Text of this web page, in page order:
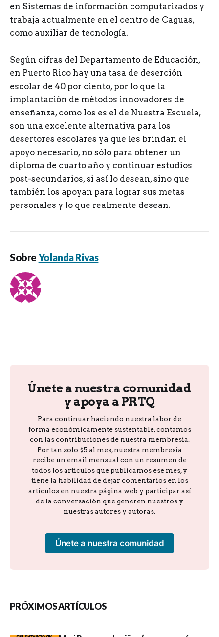
en Sistemas de información computarizados y
trabaja actualmente en el centro de Caguas,
como auxiliar de tecnología.
Según cifras del Departamento de Educación,
en Puerto Rico hay una tasa de deserción
escolar de 40 por ciento, por lo que la
implantación de métodos innovadores de
enseñanza, como los es el de Nuestra Escuela,
son una excelente alternativa para los
desertores escolares ya que les brindan el
apoyo necesario, no sólo para obtener un
diploma de cuarto año y continuar estudios
post-secundarios, si así lo desean, sino que
también los apoyan para lograr sus metas
personales y lo que realmente desean.
Sobre Yolanda Rivas
Únete a nuestra comunidad
y apoya a PRTQ
Para continuar haciendo nuestra labor de
forma económicamente sustentable, contamos
con las contribuciones de nuestra membresía.
Por tan solo $5 al mes, nuestra membresía
recibe un email mensual con un resumen de
todos los artículos que publicamos ese mes, y
tiene la habilidad de dejar comentarios en los
artículos en nuestra página web y participar así
de la conversación que generen nuestros y
nuestras autores y autoras.
Únete a nuestra comunidad
PRÓXIMOS ARTÍCULOS